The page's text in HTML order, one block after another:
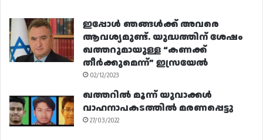
ഇപ്പോൾ ഞങ്ങൾക്ക് അവരെ
ആവശ്യമുണ്ട്. യുദ്ധത്തിന് ശേഷം
ഖത്തറുമായുള്ള “കണക്ക്
തീർക്കുമെന്ന്” ഇസ്രയേൽ
02/12/2023
ഖത്തറിൽ മൂന്ന് യുവാക്കൾ
വാഹനാപകടത്തിൽ മരണപ്പെട്ടു
27/03/2022